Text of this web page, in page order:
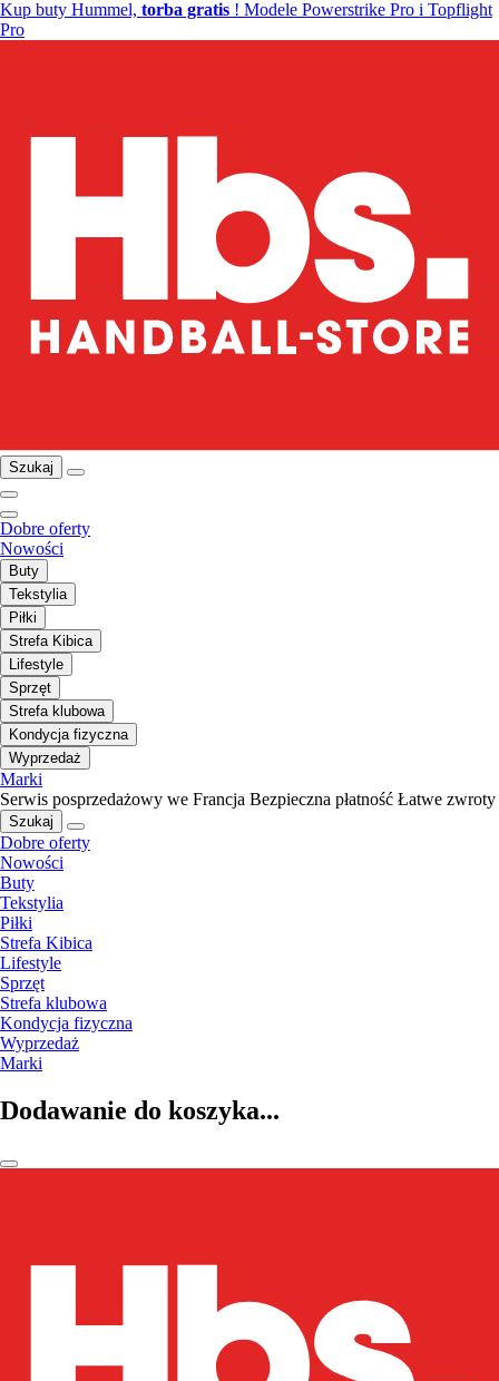
Kup buty Hummel, torba gratis ! Modele Powerstrike Pro i Topflight
Pro
Szukaj
Dobre oferty
Nowości
Buty
Tekstylia
Piłki
Strefa Kibica
Lifestyle
Sprzęt
Strefa klubowa
Kondycja fizyczna
Wyprzedaż
Marki
Serwis posprzedażowy we Francja Bezpieczna płatność Łatwe zwroty
Szukaj
Dobre oferty
Nowości
Buty
Tekstylia
Piłki
Strefa Kibica
Lifestyle
Sprzęt
Strefa klubowa
Kondycja fizyczna
Wyprzedaż
Marki
Dodawanie do koszyka...